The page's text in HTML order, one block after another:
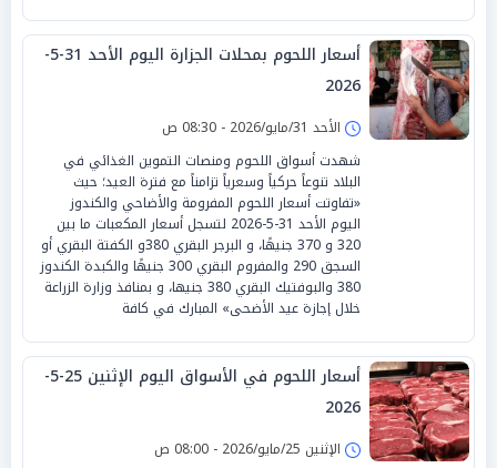
أسعار اللحوم بمحلات الجزارة اليوم الأحد 31-5-
2026
الأحد 31/مايو/2026 - 08:30 ص
شهدت أسواق اللحوم ومنصات التموين الغذائي في
البلاد تنوعاً حركياً وسعرياً تزامناً مع فترة العيد؛ حيث
«تفاوتت أسعار اللحوم المفرومة والأضاحي والكندوز
اليوم الأحد 31-5-2026 لتسجل أسعار المكعبات ما بين
320 و 370 جنيهًا، و البرجر البقري 380و الكفتة البقري أو
السجق 290 والمفروم البقري 300 جنيهًا والكبدة الكندوز
380 والبوفتيك البقري 380 جنيها، و بمنافذ وزارة الزراعة
خلال إجازة عيد الأضحى» المبارك في كافة
أسعار اللحوم في الأسواق اليوم الإثنين 25-5-
2026
الإثنين 25/مايو/2026 - 08:00 ص